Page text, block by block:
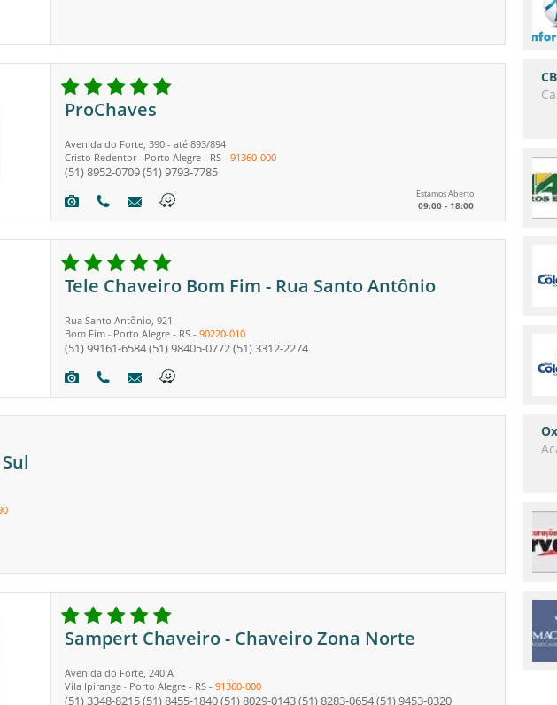
ProChaves
Avenida do Forte, 390 - até 893/894
Cristo Redentor - Porto Alegre - RS - 91360-000
(51) 8952-0709(51) 9793-7785
Estamos Aberto
09:00 - 18:00
Tele Chaveiro Bom Fim - Rua Santo Antônio
Rua Santo Antônio, 921
Bom Fim - Porto Alegre - RS - 90220-010
(51) 99161-6584(51) 98405-0772(51) 3312-2274
Sampert Chaveiro - Chaveiro Zona Norte
Avenida do Forte, 240 A
Vila Ipiranga - Porto Alegre - RS - 91360-000
(51) 3348-8215(51) 8455-1840(51) 8029-0143(51) 8283-0654(51) 9453-0320